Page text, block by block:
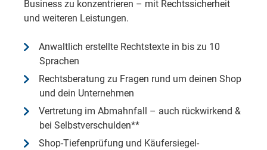
Business zu konzentrieren – mit Rechtssicherheit
und weiteren Leistungen.
Anwaltlich erstellte Rechtstexte in bis zu 10
Sprachen
Rechtsberatung zu Fragen rund um deinen Shop
und dein Unternehmen
Vertretung im Abmahnfall – auch rückwirkend &
bei Selbstverschulden**
Shop-Tiefenprüfung und Käufersiegel-